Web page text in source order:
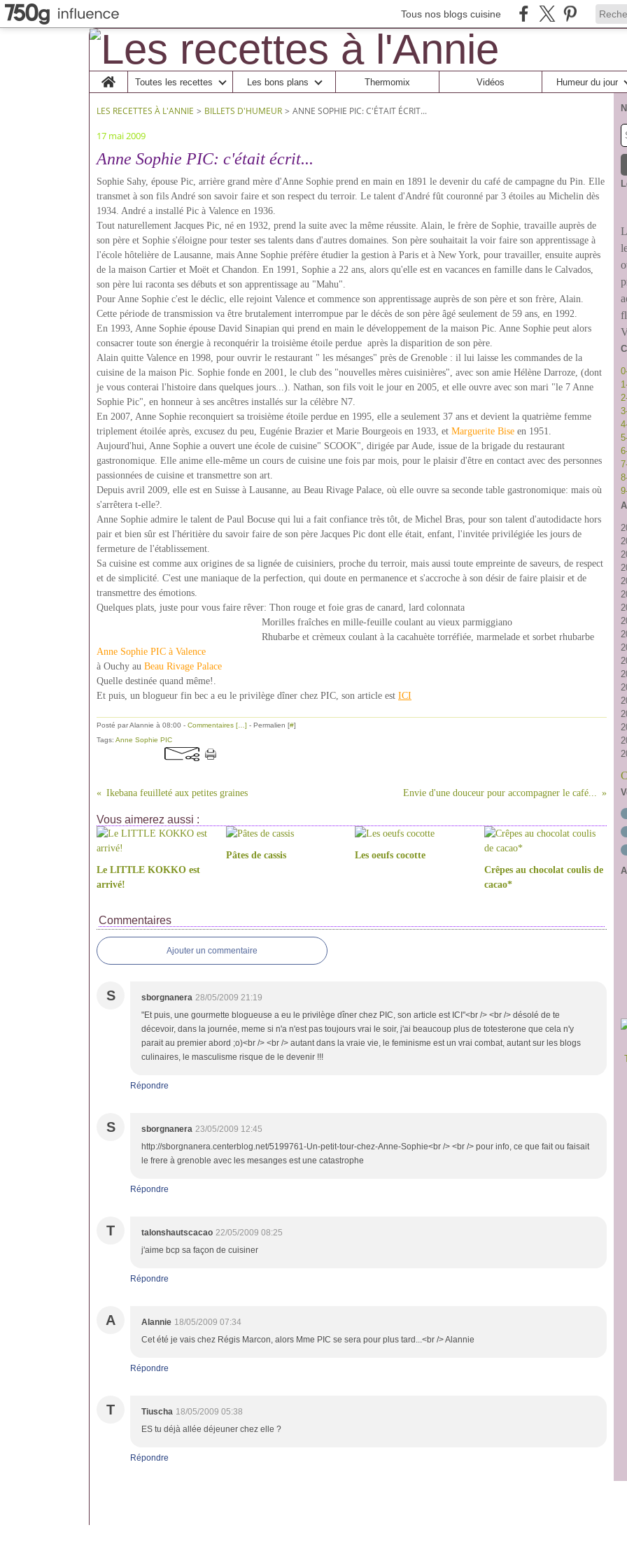
Tous nos blogs cuisine
Home
Toutes les recettes Les bons plans Thermomix Vidéos Humeur du jour
LES RECETTES À L'ANNIE > BILLETS D'HUMEUR > ANNE SOPHIE PIC: C'ÉTAIT ÉCRIT...
17 mai 2009
Anne Sophie PIC: c'était écrit...
Sophie Sahy, épouse Pic, arrière grand mère d'Anne Sophie prend en main en 1891 le devenir du café de campagne du Pin. Elle
transmet à son fils André son savoir faire et son respect du terroir. Le talent d'André fût couronné par 3 étoiles au Michelin dès
1934. André a installé Pic à Valence en 1936.
Tout naturellement Jacques Pic, né en 1932, prend la suite avec la même réussite. Alain, le frère de Sophie, travaille auprès de
son père et Sophie s'éloigne pour tester ses talents dans d'autres domaines. Son père souhaitait la voir faire son apprentissage à
l'école hôtelière de Lausanne, mais Anne Sophie préfère étudier la gestion à Paris et à New York, pour travailler, ensuite auprès
de la maison Cartier et Moët et Chandon. En 1991, Sophie a 22 ans, alors qu'elle est en vacances en famille dans le Calvados,
son père lui raconta ses débuts et son apprentissage au "Mahu".
Pour Anne Sophie c'est le déclic, elle rejoint Valence et commence son apprentissage auprès de son père et son frère, Alain.
Cette période de transmission va être brutalement interrompue par le décès de son père âgé seulement de 59 ans, en 1992.
En 1993, Anne Sophie épouse David Sinapian qui prend en main le développement de la maison Pic. Anne Sophie peut alors
consacrer toute son énergie à reconquérir la troisième étoile perdue après la disparition de son père.
Alain quitte Valence en 1998, pour ouvrir le restaurant " les mésanges" près de Grenoble : il lui laisse les commandes de la
cuisine de la maison Pic. Sophie fonde en 2001, le club des "nouvelles mères cuisinières", avec son amie Hélène Darroze, (dont
je vous conterai l'histoire dans quelques jours...). Nathan, son fils voit le jour en 2005, et elle ouvre avec son mari "le 7 Anne
Sophie Pic", en honneur à ses ancêtres installés sur la célèbre N7.
En 2007, Anne Sophie reconquiert sa troisième étoile perdue en 1995, elle a seulement 37 ans et devient la quatrième femme
triplement étoilée après, excusez du peu, Eugénie Brazier et Marie Bourgeois en 1933, et Marguerite Bise en 1951.
Aujourd'hui, Anne Sophie a ouvert une école de cuisine" SCOOK", dirigée par Aude, issue de la brigade du restaurant
gastronomique. Elle anime elle-même un cours de cuisine une fois par mois, pour le plaisir d'être en contact avec des personnes
passionnées de cuisine et transmettre son art.
Depuis avril 2009, elle est en Suisse à Lausanne, au Beau Rivage Palace, où elle ouvre sa seconde table gastronomique: mais où
s'arrêtera t-elle?.
Anne Sophie admire le talent de Paul Bocuse qui lui a fait confiance très tôt, de Michel Bras, pour son talent d'autodidacte hors
pair et bien sûr est l'héritière du savoir faire de son père Jacques Pic dont elle était, enfant, l'invitée privilégiée les jours de
fermeture de l'établissement.
Sa cuisine est comme aux origines de sa lignée de cuisiniers, proche du terroir, mais aussi toute empreinte de saveurs, de respect
et de simplicité. C'est une maniaque de la perfection, qui doute en permanence et s'accroche à son désir de faire plaisir et de
transmettre des émotions.
Quelques plats, juste pour vous faire rêver: Thon rouge et foie gras de canard, lard colonnata
Morilles fraîches en mille-feuille coulant au vieux parmiggiano
Rhubarbe et crèmeux coulant à la cacahuète torréfiée, marmelade et sorbet rhubarbe
Anne Sophie PIC à Valence
à Ouchy au Beau Rivage Palace
Quelle destinée quand même!.
Et puis, un blogueur fin bec a eu le privilège dîner chez PIC, son article est ICI
Posté par Alannie à 08:00 - Commentaires [ ] - Permalien [#]
Tags: Anne Sophie PIC
Ikebana feuilleté aux petites graines Envie d'une douceur pour accompagner le café...
Vous aimerez aussi :
Le LITTLE KOKKO est
arrivé!
Pâtes de cassis
Les oeufs cocotte
Crêpes au chocolat coulis de
cacao*
Commentaires
Ajouter un commentaire
S sborgnanera 28/05/2009 21:19
"Et puis, une gourmette blogueuse a eu le privilège dîner chez PIC, son article est ICI"<br /> <br /> désolé de te
décevoir, dans la journée, meme si n'a n'est pas toujours vrai le soir, j'ai beaucoup plus de totesterone que cela n'y
parait au premier abord ;o)<br /> <br /> autant dans la vraie vie, le feminisme est un vrai combat, autant sur les blogs
culinaires, le masculisme risque de le devenir !!!
Répondre
S sborgnanera 23/05/2009 12:45
http://sborgnanera.centerblog.net/5199761-Un-petit-tour-chez-Anne-Sophie<br /> <br /> pour info, ce que fait ou faisait
le frere à grenoble avec les mesanges est une catastrophe
Répondre
T talonshautscacao 22/05/2009 08:25
j'aime bcp sa façon de cuisiner
Répondre
A Alannie 18/05/2009 07:34
Cet été je vais chez Régis Marcon, alors Mme PIC se sera pour plus tard...<br /> Alannie
Répondre
T Tiuscha 18/05/2009 05:38
ES tu déjà allée déjeuner chez elle ?
Répondre